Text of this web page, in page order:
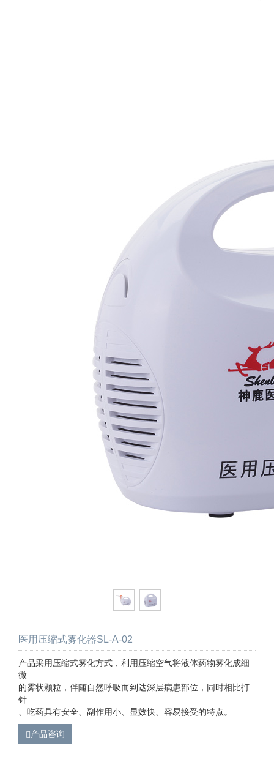
医用压缩式雾化器SL-A-02
产品采用压缩式雾化方式，利用压缩空气将液体药物雾化成细
微
的雾状颗粒，伴随自然呼吸而到达深层病患部位，同时相比打
针
、吃药具有安全、副作用小、显效快、容易接受的特点。
产品咨询